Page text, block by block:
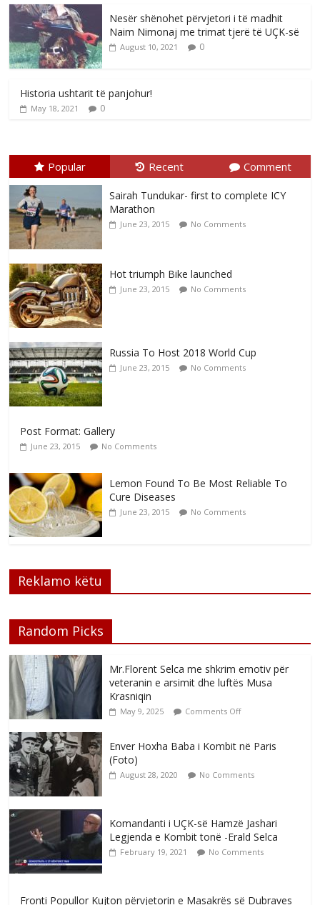
Nesër shënohet përvjetori i të madhit
Naim Nimonaj me trimat tjerë të UÇK-së
August 10, 2021 0
Historia ushtarit të panjohur!
May 18, 2021 0
Popular Recent Comment
Sairah Tundukar- first to complete ICY
Marathon
June 23, 2015 No Comments
Hot triumph Bike launched
June 23, 2015 No Comments
Russia To Host 2018 World Cup
June 23, 2015 No Comments
Post Format: Gallery
June 23, 2015 No Comments
Lemon Found To Be Most Reliable To
Cure Diseases
June 23, 2015 No Comments
Reklamo këtu
Random Picks
Mr.Florent Selca me shkrim emotiv për
veteranin e arsimit dhe luftës Musa
Krasniqin
May 9, 2025 Comments Off
Enver Hoxha Baba i Kombit në Paris
(Foto)
August 28, 2020 No Comments
Komandanti i UÇK-së Hamzë Jashari
Legjenda e Kombit tonë -Erald Selca
February 19, 2021 No Comments
Fronti Popullor Kujton përvjetorin e Masakrës së Dubraves